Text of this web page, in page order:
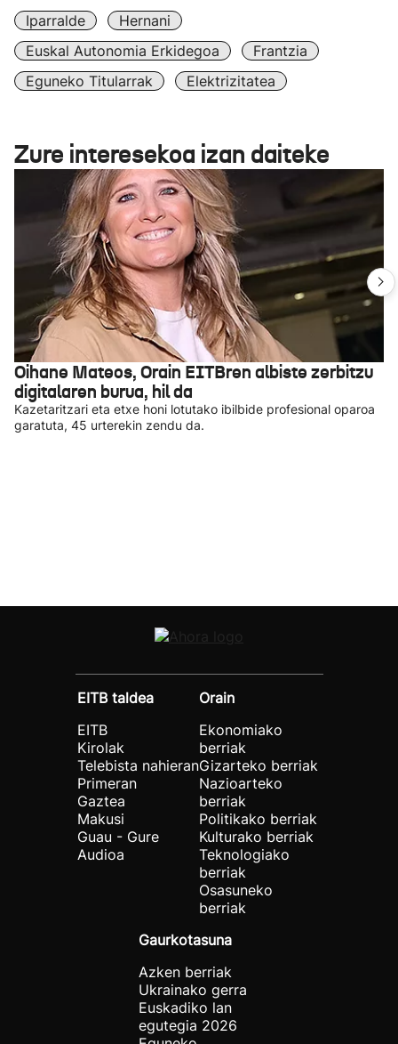
Iparralde
Hernani
Euskal Autonomia Erkidegoa
Frantzia
Eguneko Titularrak
Elektrizitatea
Zure interesekoa izan daiteke
Oihane Mateos, Orain EITBren albiste zerbitzu
digitalaren burua, hil da
Kazetaritzari eta etxe honi lotutako ibilbide profesional oparoa
garatuta, 45 urterekin zendu da.
EITB taldea
EITB
Kirolak
Telebista nahieran
Primeran
Gaztea
Makusi
Guau - Gure
Audioa
Orain
Ekonomiako
berriak
Gizarteko berriak
Nazioarteko
berriak
Politikako berriak
Kulturako berriak
Teknologiako
berriak
Osasuneko
berriak
Gaurkotasuna
Azken berriak
Ukrainako gerra
Euskadiko lan
egutegia 2026